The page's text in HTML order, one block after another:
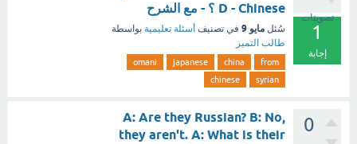
تصويتات
1
إجابة
D - Chinese ؟ - مع الشرح
سُئل مايو 9 في تصنيف أسئلة تعليمية بواسطة
طالب التميز
from
china
japanese
omani
syrian
chinese
0
A: Are they Russian? B: No,
they aren't. A: What is their